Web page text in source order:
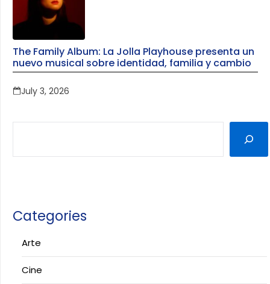
The Family Album: La Jolla Playhouse presenta un
nuevo musical sobre identidad, familia y cambio
July 3, 2026
Categories
Arte
Cine